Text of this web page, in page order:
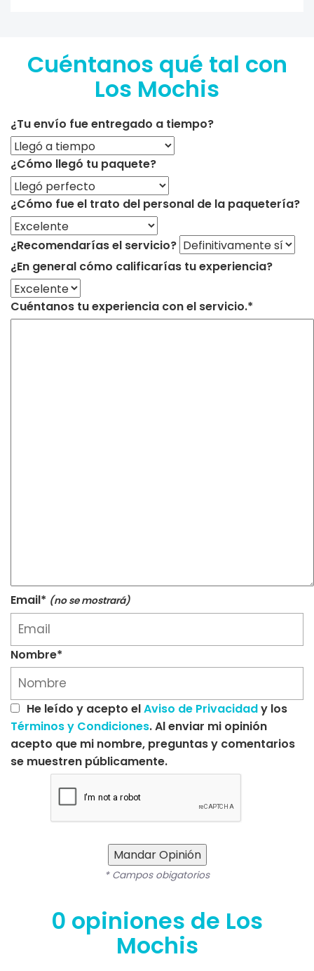
Cuéntanos qué tal con
Los Mochis
¿Tu envío fue entregado a tiempo?
¿Cómo llegó tu paquete?
¿Cómo fue el trato del personal de la paquetería?
¿Recomendarías el servicio?
¿En general cómo calificarías tu experiencia?
Cuéntanos tu experiencia con el servicio.*
Email* (no se mostrará)
Nombre*
He leído y acepto elAviso de Privacidady los
Términos y Condiciones. Al enviar mi opinión
acepto que mi nombre, preguntas y comentarios
se muestren públicamente.
Mandar Opinión
* Campos obigatorios
0 opiniones de Los
Mochis